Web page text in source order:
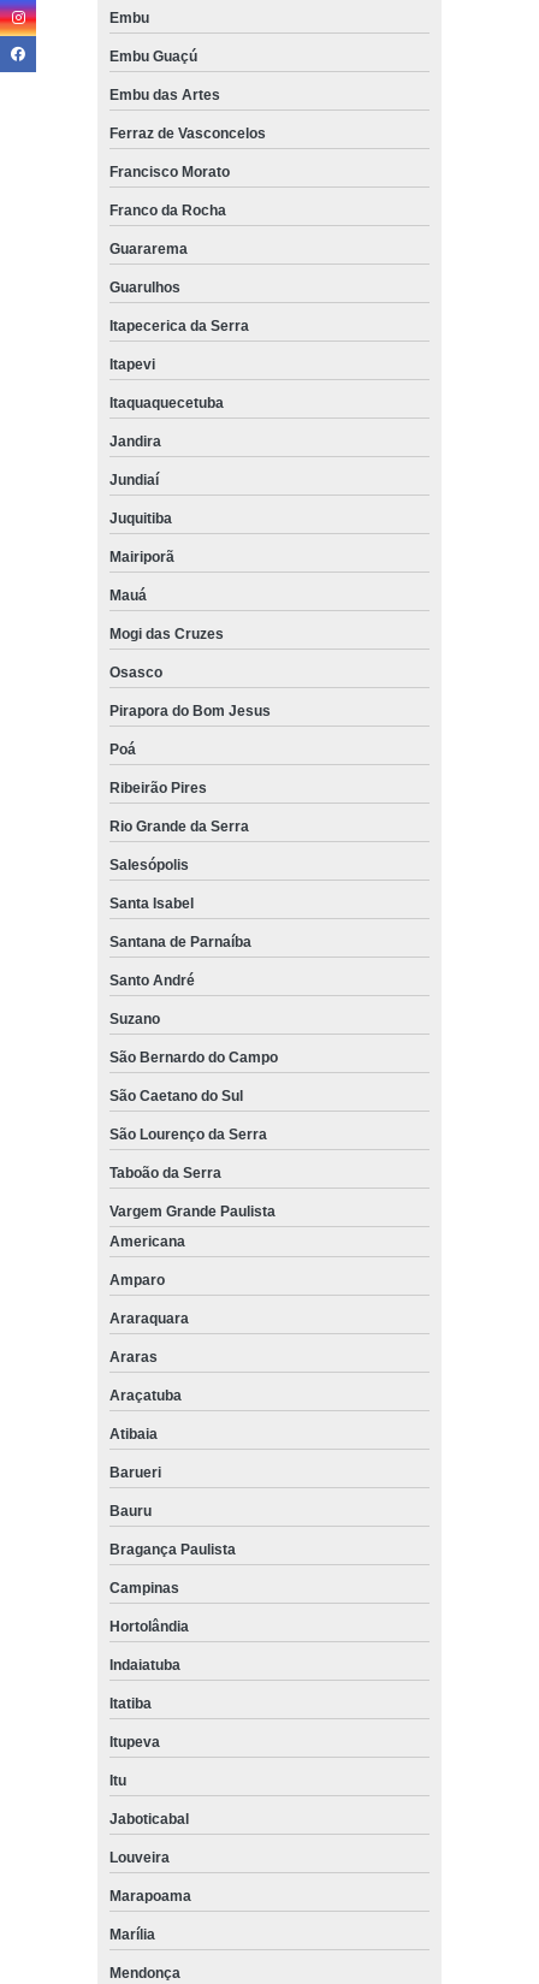
Embu
Embu Guaçú
Embu das Artes
Ferraz de Vasconcelos
Francisco Morato
Franco da Rocha
Guararema
Guarulhos
Itapecerica da Serra
Itapevi
Itaquaquecetuba
Jandira
Jundiaí
Juquitiba
Mairiporã
Mauá
Mogi das Cruzes
Osasco
Pirapora do Bom Jesus
Poá
Ribeirão Pires
Rio Grande da Serra
Salesópolis
Santa Isabel
Santana de Parnaíba
Santo André
Suzano
São Bernardo do Campo
São Caetano do Sul
São Lourenço da Serra
Taboão da Serra
Vargem Grande Paulista
Americana
Amparo
Araraquara
Araras
Araçatuba
Atibaia
Barueri
Bauru
Bragança Paulista
Campinas
Hortolândia
Indaiatuba
Itatiba
Itupeva
Itu
Jaboticabal
Louveira
Marapoama
Marília
Mendonça